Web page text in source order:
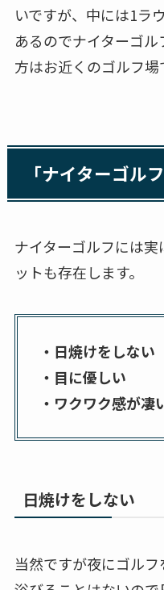
いですが、中には1ラ
あるのでナイターゴ
方はお近くのゴルフ場
「ナイターゴル
ナイターゴルフには
ットも存在します。
・日焼けをしない
・目に優しい
・ワクワク感が凄
日焼けをしない
当然ですが夜にゴル